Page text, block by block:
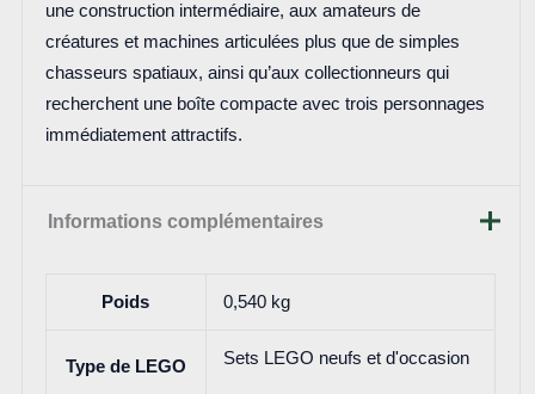
une construction intermédiaire, aux amateurs de
créatures et machines articulées plus que de simples
chasseurs spatiaux, ainsi qu’aux collectionneurs qui
recherchent une boîte compacte avec trois personnages
immédiatement attractifs.
Informations complémentaires
Poids 0,540 kg
Type de LEGO Sets LEGO neufs et d'occasion